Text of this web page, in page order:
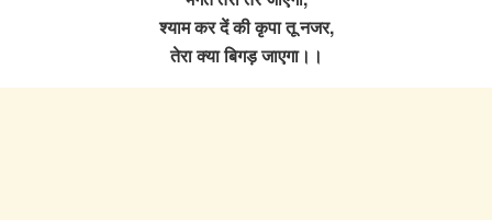
श्याम कर दें की कृपा तू नजर,
तेरा क्या बिगड़ जाएगा।।